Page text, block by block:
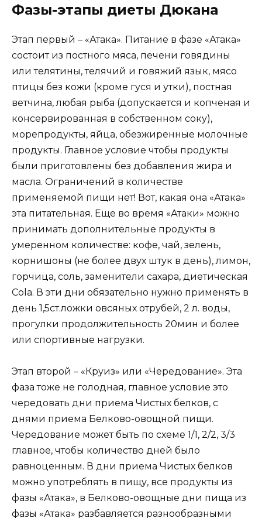
Фазы-этапы диеты Дюкана
Этап первый – «Атака». Питание в фазе «Атака»
состоит из постного мяса, печени говядины
или телятины, телячий и говяжий язык, мясо
птицы без кожи (кроме гуся и утки), постная
ветчина, любая рыба (допускается и копченая и
консервированная в собственном соку),
морепродукты, яйца, обезжиренные молочные
продукты. Главное условие чтобы продукты
были приготовлены без добавления жира и
масла. Ограничений в количестве
применяемой пищи нет! Вот, какая она «Атака»
эта питательная. Еще во время «Атаки» можно
принимать дополнительные продукты в
умеренном количестве: кофе, чай, зелень,
корнишоны (не более двух штук в день), лимон,
горчица, соль, заменители сахара, диетическая
Cola. В эти дни обязательно нужно применять в
день 1,5ст.ложки овсяных отрубей, 2 л. воды,
прогулки продолжительность 20мин и более
или спортивные нагрузки.
Этап второй – «Круиз» или «Чередование». Эта
фаза тоже не голодная, главное условие это
чередовать дни приема Чистых белков, с
днями приема Белково-овощной пищи.
Чередование может быть по схеме 1/1, 2/2, 3/3
главное, чтобы количество дней было
равноценным. В дни приема Чистых белков
можно употреблять в пищу, все продукты из
фазы «Атака», в Белково-овощные дни пища из
фазы «Атака» разбавляется разнообразными